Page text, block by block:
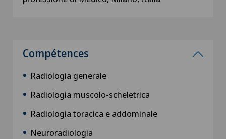
Compétences
Radiologia generale
Radiologia muscolo-scheletrica
Radiologia toracica e addominale
Neuroradiologia